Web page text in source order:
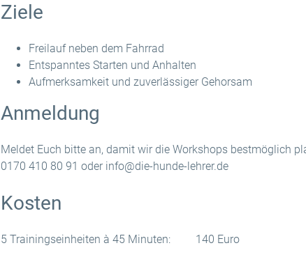
Ziele
Freilauf neben dem Fahrrad
Entspanntes Starten und Anhalten
Aufmerksamkeit und zuverlässiger Gehorsam
Anmeldung
Meldet Euch bitte an, damit wir die Workshops bestmöglich
0170 410 80 91 oder info@die-hunde-lehrer.de
Kosten
5 Trainingseinheiten à 45 Minuten: 140 Euro